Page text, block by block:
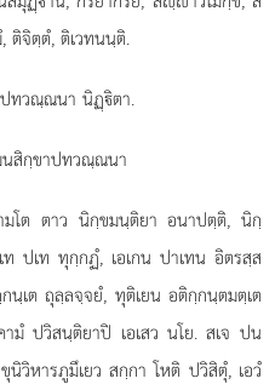
ติจิตฺตํ, ติเวทนนฺติ.
ปทวณฺณนา นิฏฺิตา.
นสิกฺขาปทวณฺณนา
โต ตาว นิกฺขมนฺติยา อนาปตฺติ, นิกฺ
เท ทุกฺกฏํ, เอเกน ปาเทน อิตรสฺส
นฺเต ถุลฺลจฺจยํ, ทุติเยน อติกฺกนฺตมตฺเต
มํ ปวิสนฺติยาปิ เอเสว นโย. สเจ ปน
วิหารภูมึเยว สกฺกา โหติ ปวิสิตุํ, เอวํ